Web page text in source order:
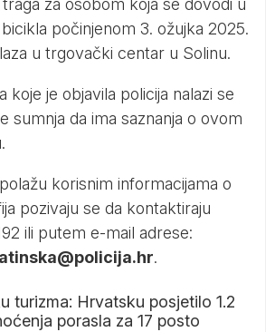
za osobom koja se dovodi u
počinjenom 3. ožujka 2025.
u trgovački centar u Solinu.
koje je objavila policija nalazi se
sumnja da ima saznanja o ovom
korisnim informacijama o
pozivaju se da kontaktiraju
ili putem e-mail adrese:
.
turizma: Hrvatsku posjetilo 1.2
porasla za 17 posto